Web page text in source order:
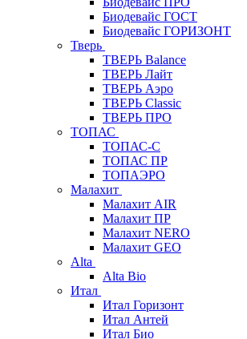
Биодевайс ГОСТ
Биодевайс ГОРИЗОНТ
Тверь
ТВЕРЬ Balance
ТВЕРЬ Лайт
ТВЕРЬ Аэро
ТВЕРЬ Classic
ТВЕРЬ ПРО
ТОПАС
ТОПАС-С
ТОПАС ПР
ТОПАЭРО
Малахит
Малахит AIR
Малахит ПР
Малахит NERO
Малахит GEO
Alta
Alta Bio
Итал
Итал Горизонт
Итал Антей
Итал Био